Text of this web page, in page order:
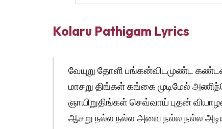
Kolaru Pathigam Lyrics
வேயுறு தோளி பங்கன்விடமுண்ட
மாசறு திங்கள் கங்கை முடிமேல்
ஞாயிறுதிங்கள் செவ்வாய் புதன்
ஆசறு நல்ல நல்ல அவை நல்ல நல்ல